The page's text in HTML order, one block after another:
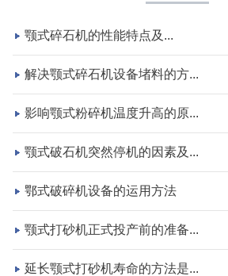
湖北省宜昌市砂石集并日产一万
项目坐标
项目业主
砂石集并中心
颚式碎石机的性能特点及...
解决颚式碎石机设备堵料的方...
影响颚式粉碎机温度升高的原...
颚式破石机突然停机的因素及...
鄂式破碎机设备的运用方法
颚式打砂机正式投产前的准备...
延长颚式打砂机寿命的方法是...